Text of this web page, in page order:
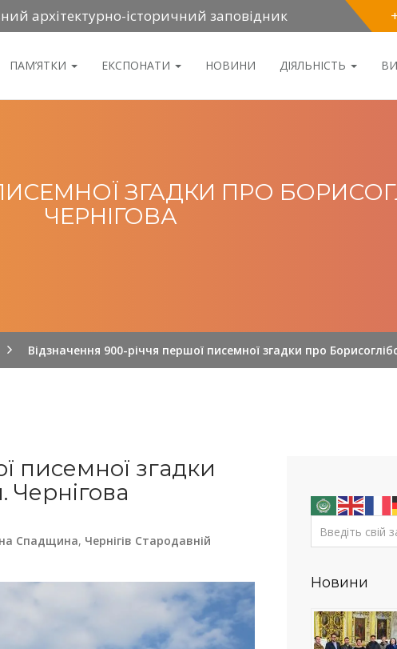
архітектурно-історичний заповідник
ПАМ’ЯТКИ ЕКСПОНАТИ НОВИНИ ДІЯЛЬНІСТЬ
ЗГАДКИ ПРО
ЧЕРНІГОВА
Відзначення 900-річчя першої писемної згадки про
писемної згадки
Чернігова
Спадщина, Чернігів Стародавній
Новини